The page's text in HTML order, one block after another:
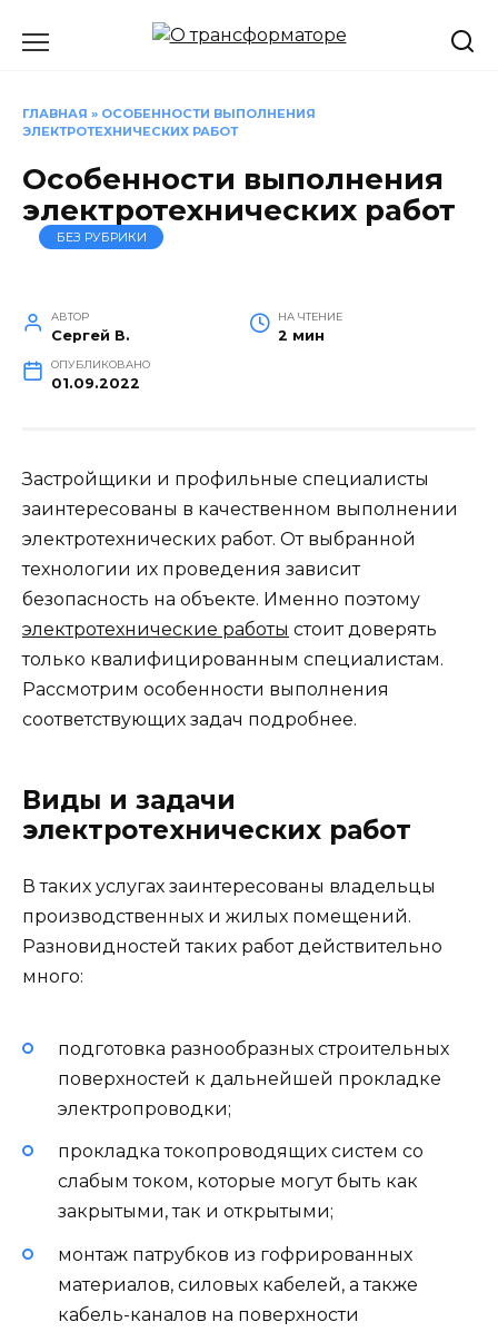
ГЛАВНАЯ » ОСОБЕННОСТИ ВЫПОЛНЕНИЯ
ЭЛЕКТРОТЕХНИЧЕСКИХ РАБОТ
Особенности выполнения
электротехнических работ
БЕЗ РУБРИКИ
АВТОР
Сергей В.
НА ЧТЕНИЕ
2 мин
ОПУБЛИКОВАНО
01.09.2022
Застройщики и профильные специалисты
заинтересованы в качественном выполнении
электротехнических работ. От выбранной
технологии их проведения зависит
безопасность на объекте. Именно поэтому
электротехнические работы стоит доверять
только квалифицированным специалистам.
Рассмотрим особенности выполнения
соответствующих задач подробнее.
Виды и задачи
электротехнических работ
В таких услугах заинтересованы владельцы
производственных и жилых помещений.
Разновидностей таких работ действительно
много:
подготовка разнообразных строительных
поверхностей к дальнейшей прокладке
электропроводки;
прокладка токопроводящих систем со
слабым током, которые могут быть как
закрытыми, так и открытыми;
монтаж патрубков из гофрированных
материалов, силовых кабелей, а также
кабель-каналов на поверхности